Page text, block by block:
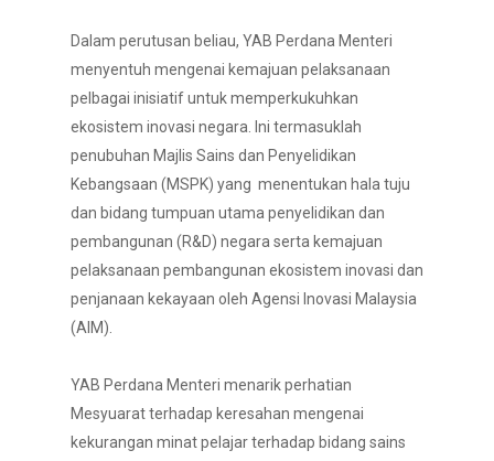
Dalam perutusan beliau, YAB Perdana Menteri
menyentuh mengenai kemajuan pelaksanaan
pelbagai inisiatif untuk memperkukuhkan
ekosistem inovasi negara. Ini termasuklah
penubuhan Majlis Sains dan Penyelidikan
Kebangsaan (MSPK) yang menentukan hala tuju
dan bidang tumpuan utama penyelidikan dan
pembangunan (R&D) negara serta kemajuan
pelaksanaan pembangunan ekosistem inovasi dan
penjanaan kekayaan oleh Agensi Inovasi Malaysia
(AIM).
YAB Perdana Menteri menarik perhatian
Mesyuarat terhadap keresahan mengenai
kekurangan minat pelajar terhadap bidang sains